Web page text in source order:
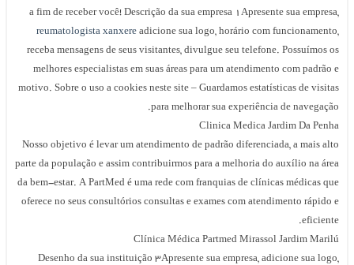
a fim de receber você! Descrição da sua empresa 1Apresente sua empresa,
reumatologista xanxere adicione sua logo, horário com funcionamento,
receba mensagens de seus visitantes, divulgue seu telefone. Possuímos os
melhores especialistas em suas áreas para um atendimento com padrão e
motivo. Sobre o uso a cookies neste site – Guardamos estatísticas de visitas
para melhorar sua experiência de navegação.
Clinica Medica Jardim Da Penha
Nosso objetivo é levar um atendimento de padrão diferenciada, a mais alto
parte da população e assim contribuirmos para a melhoria do auxílio na área
da bem-estar. A PartMed é uma rede com franquias de clínicas médicas que
oferece no seus consultórios consultas e exames com atendimento rápido e
eficiente.
Clínica Médica Partmed Mirassol Jardim Marilú
Desenho da sua instituição 3Apresente sua empresa, adicione sua logo,